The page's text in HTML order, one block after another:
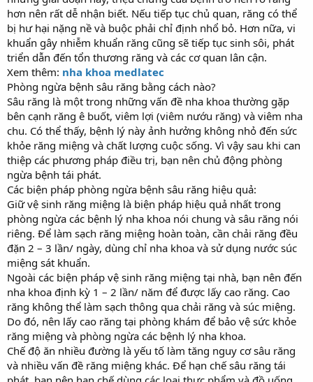
hơn nên rất dễ nhận biết. Nếu tiếp tục chủ quan, răng có thể
bị hư hại nặng nề và buộc phải chỉ định nhổ bỏ. Hơn nữa, vi
khuẩn gây nhiễm khuẩn răng cũng sẽ tiếp tục sinh sôi, phát
triển dẫn đến tổn thương răng và các cơ quan lân cận.
Xem thêm: nha khoa medlatec
Phòng ngừa bệnh sâu răng bằng cách nào?
Sâu răng là một trong những vấn đề nha khoa thường gặp
bên cạnh răng ê buốt, viêm lợi (viêm nướu răng) và viêm nha
chu. Có thể thấy, bệnh lý này ảnh hưởng không nhỏ đến sức
khỏe răng miệng và chất lượng cuộc sống. Vì vậy sau khi can
thiệp các phương pháp điều trị, bạn nên chủ động phòng
ngừa bệnh tái phát.
Các biện pháp phòng ngừa bệnh sâu răng hiệu quả:
Giữ vệ sinh răng miệng là biện pháp hiệu quả nhất trong
phòng ngừa các bệnh lý nha khoa nói chung và sâu răng nói
riêng. Để làm sạch răng miệng hoàn toàn, cần chải răng đều
đặn 2 – 3 lần/ ngày, dùng chỉ nha khoa và sử dụng nước súc
miệng sát khuẩn.
Ngoài các biện pháp vệ sinh răng miệng tại nhà, bạn nên đến
nha khoa định kỳ 1 – 2 lần/ năm để được lấy cao răng. Cao
răng không thể làm sạch thông qua chải răng và súc miệng.
Do đó, nên lấy cao răng tại phòng khám để bảo vệ sức khỏe
răng miệng và phòng ngừa các bệnh lý nha khoa.
Chế độ ăn nhiều đường là yếu tố làm tăng nguy cơ sâu răng
và nhiều vấn đề răng miệng khác. Để hạn chế sâu răng tái